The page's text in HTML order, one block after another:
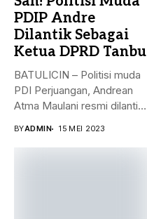
PDIP Andre
Dilantik Sebagai
Ketua DPRD Tanbu
BATULICIN – Politisi muda
PDI Perjuangan, Andrean
Atma Maulani resmi dilantik
BYADMIN 15 MEI 2023